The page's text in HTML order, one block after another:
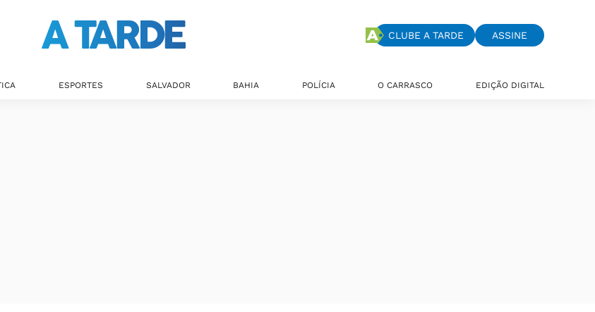
CLUBE A TARDE ASSINE
ESPORTES SALVADOR BAHIA POLÍCIA O CARRASCO EDIÇÃO DIGITAL